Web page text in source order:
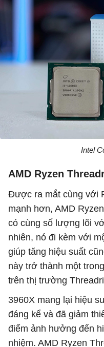
Intel
AMD Ryzen
Được ra mắt cùng với
mạnh hơn, AMD
có cùng số lượng lõi
nhiên, nó đi kèm với
giúp tăng hiệu suất
này trở thành một
trên thị trường
3960X mang lại hiệu
đáng kể và đã giảm
điểm ảnh hưởng đến
nhiệm. AMD Ryzen